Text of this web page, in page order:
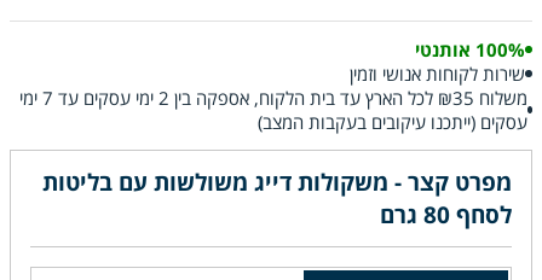
100% אותנטי
שירות לקוחות אנושי וזמין
משלוח ₪35 לכל הארץ עד בית הלקוח, אספקה בין 2 ימי עסקים עד 7 ימי
עסקים (ייתכנו עיקובים בעקבות המצב)
מפרט קצר - משקולות דייג משולשות עם בליטות
לסחף 80 גרם